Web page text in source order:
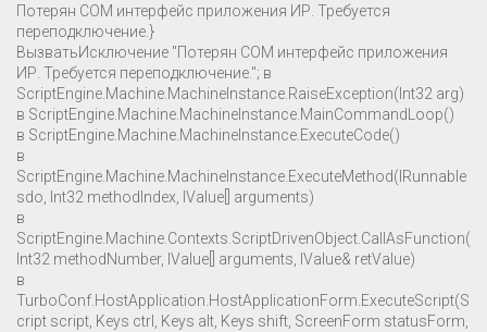
Потерян COM интерфейс приложения ИР. Требуется
переподключение.}
ВызватьИсключение "Потерян COM интерфейс приложения
ИР. Требуется переподключение."; в
ScriptEngine.Machine.MachineInstance.RaiseException(Int32 arg)
в ScriptEngine.Machine.MachineInstance.MainCommandLoop()
в ScriptEngine.Machine.MachineInstance.ExecuteCode()
в
ScriptEngine.Machine.MachineInstance.ExecuteMethod(IRunnable
sdo, Int32 methodIndex, IValue[] arguments)
в
ScriptEngine.Machine.Contexts.ScriptDrivenObject.CallAsFunction(
Int32 methodNumber, IValue[] arguments, IValue& retValue)
в
TurboConf.HostApplication.HostApplicationForm.ExecuteScript(S
cript script, Keys ctrl, Keys alt, Keys shift, ScreenForm statusForm,